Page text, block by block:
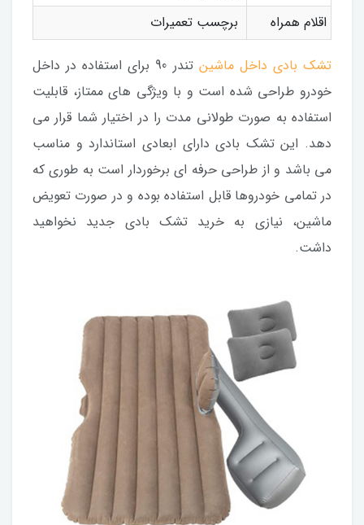
اقلام همراه
برچسب تعمیرات
تشک بادی داخل ماشین
تندر 90 برای استفاده در داخل
خودرو طراحی شده است و با ویژگی های ممتاز، قابلیت
استفاده به صورت طولانی مدت را در اختیار شما قرار می
دهد. این تشک بادی دارای ابعادی استاندارد و مناسب
می باشد و از طراحی حرفه ای برخوردار است به طوری که
در تمامی خودروها قابل استفاده بوده و در صورت تعویض
ماشین، نیازی به خرید تشک بادی جدید نخواهید
داشت.